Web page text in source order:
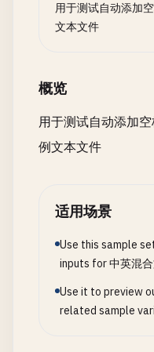
用于测试自动添加
文本文件
概览
用于测试自动添加
例文本文件
适用场景
Use this sample
inputs for 中英混
Use it to preview
related sample